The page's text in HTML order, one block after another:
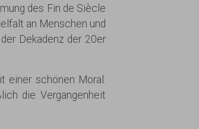
des Fin de Siècle
an Menschen und
Dekadenz der 20er
einer schönen Moral:
die Vergangenheit